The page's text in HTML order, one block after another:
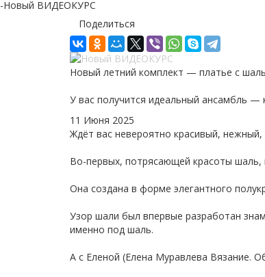
-Новый ВИДЕОКУРС
Поделиться
Новый летний комплект — платье с
У вас получится идеальный ансамбль —
11 Июня 2025
Ждёт вас невероятно красивый,
Во-первых, потрясающей красоты
Она создана в форме элегантного
Узор шали был впервые разработан
именно под шаль.
А с Еленой (Елена Муравлева Вязание.